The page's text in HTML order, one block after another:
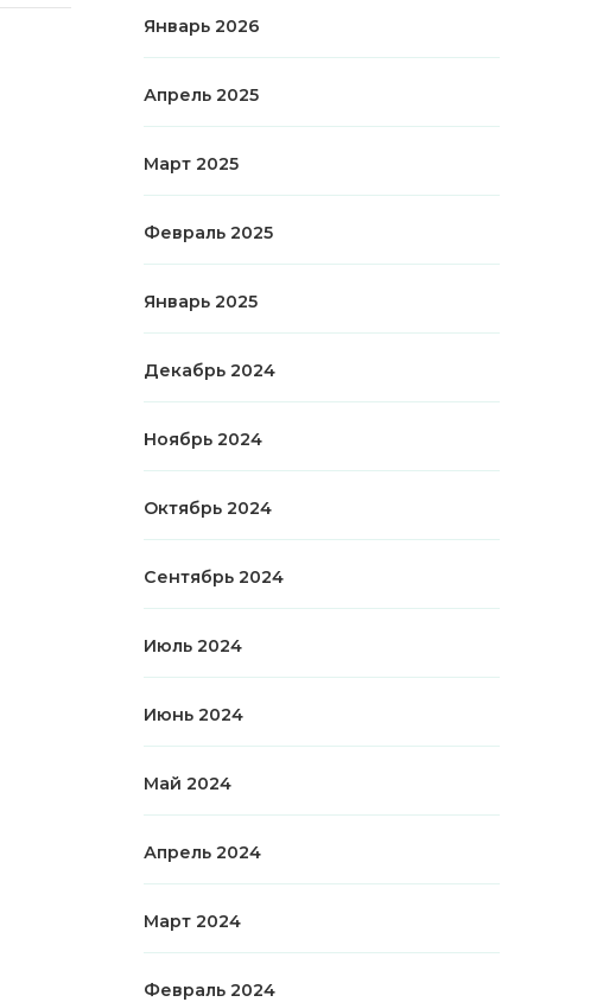
Январь 2026
Апрель 2025
Март 2025
Февраль 2025
Январь 2025
Декабрь 2024
Ноябрь 2024
Октябрь 2024
Сентябрь 2024
Июль 2024
Июнь 2024
Май 2024
Апрель 2024
Март 2024
Февраль 2024